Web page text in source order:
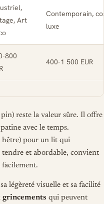
Art
Contemporain,
luxe
800
400-1 500 EUR
reste la valeur sûre. Il offre
avec le temps.
hêtre) pour un lit qui
tendre et abordable, convient
facilement.
légèreté visuelle et sa facilité
grincements qui peuvent